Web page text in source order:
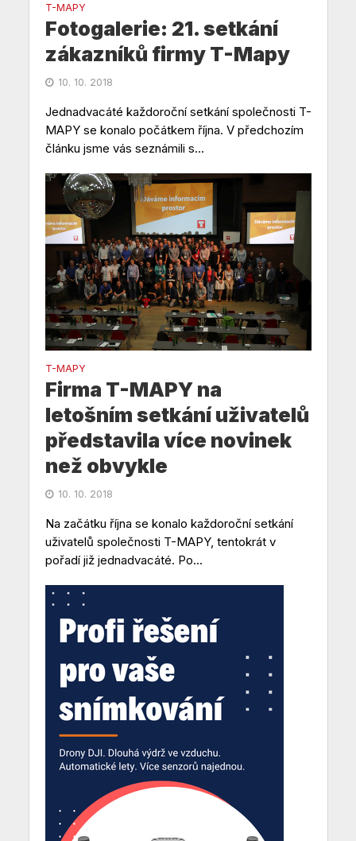
T-MAPY
Fotogalerie: 21. setkání
zákazníků firmy T-Mapy
10. 10. 2018
Jednadvacáté každoroční setkání společnosti T-
MAPY se konalo počátkem října. V předchozím
článku jsme vás seznámili s...
T-MAPY
Firma T-MAPY na
letošním setkání uživatelů
představila více novinek
než obvykle
10. 10. 2018
Na začátku října se konalo každoroční setkání
uživatelů společnosti T-MAPY, tentokrát v
pořadí již jednadvacáté. Po...